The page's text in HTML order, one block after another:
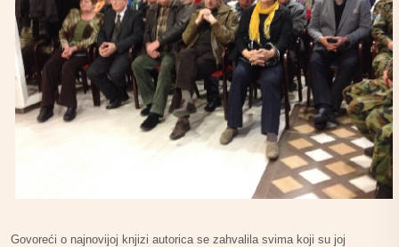
Govoreći o najnovijoj knjizi autorica se zahvalila svima koji su joj